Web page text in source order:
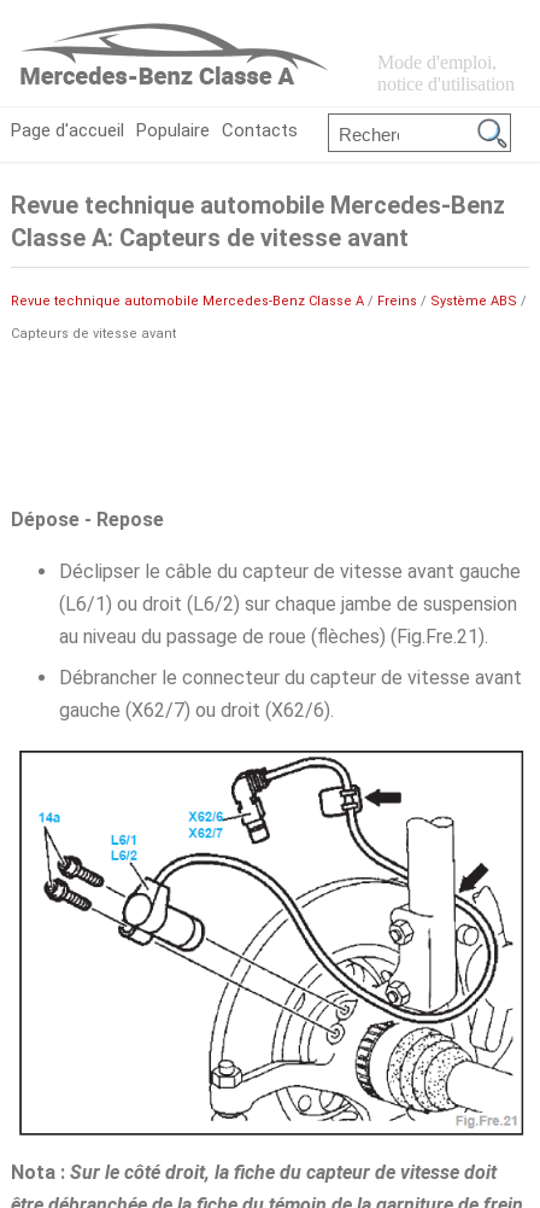
Mode d'emploi,
notice d'utilisation
Page d'accueil Populaire Contacts
Revue technique automobile Mercedes-Benz
Classe A: Capteurs de vitesse avant
Revue technique automobile Mercedes-Benz Classe A/ Freins / Système ABS /
Capteurs de vitesse avant
Dépose - Repose
Déclipser le câble du capteur de vitesse avant gauche
(L6/1) ou droit (L6/2) sur chaque jambe de suspension
au niveau du passage de roue (flèches) (Fig.Fre.21).
Débrancher le connecteur du capteur de vitesse avant
gauche (X62/7) ou droit (X62/6).
Nota : Sur le côté droit, la fiche du capteur de vitesse doit